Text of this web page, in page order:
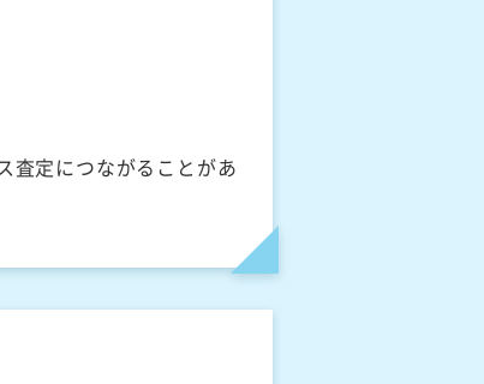
査定につながることがあ